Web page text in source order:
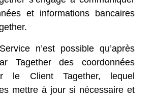
et informations bancaires
n’est possible qu’après
Tagether des coordonnées
le Client Tagether, lequel
mettre à jour si nécessaire et